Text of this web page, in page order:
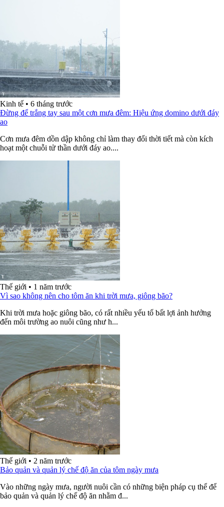
Kinh tế • 6 tháng trước
Đừng để trắng tay sau một cơn mưa đêm: Hiệu ứng domino dưới đáy
ao
Cơn mưa đêm dồn dập không chỉ làm thay đổi thời tiết mà còn kích
hoạt một chuỗi tử thần dưới đáy ao....
Thế giới • 1 năm trước
Vì sao không nên cho tôm ăn khi trời mưa, giông bão?
Khi trời mưa hoặc giông bão, có rất nhiều yếu tố bất lợi ảnh hưởng
đến môi trường ao nuôi cũng như h...
Thế giới • 2 năm trước
Bảo quản và quản lý chế độ ăn của tôm ngày mưa
Vào những ngày mưa, người nuôi cần có những biện pháp cụ thể để
bảo quản và quản lý chế độ ăn nhằm đ...